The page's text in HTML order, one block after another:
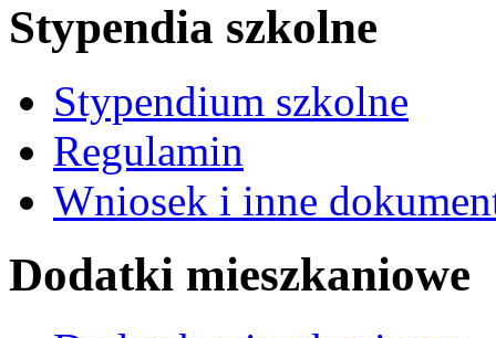
Stypendia szkolne
Stypendium szkolne
Regulamin
Wniosek i inne
Dodatki mieszkaniowe